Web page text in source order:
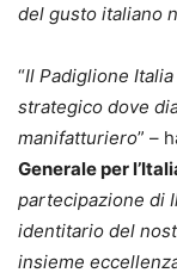
del gusto italiano
“Il Padiglione
strategico dove
manifatturiero” –
Generale per
partecipazione di
identitario del
insieme